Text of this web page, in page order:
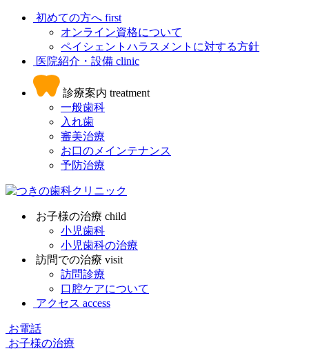
初めての方へ first
オンライン資格について
ペイシェントハラスメントに対する方針
医院紹介・設備 clinic
診療案内 treatment
一般歯科
入れ歯
審美治療
お口のメインテナンス
予防治療
お子様の治療 child
小児歯科
小児歯科の治療
訪問での治療 visit
訪問診療
口腔ケアについて
アクセス access
お電話
お子様の治療